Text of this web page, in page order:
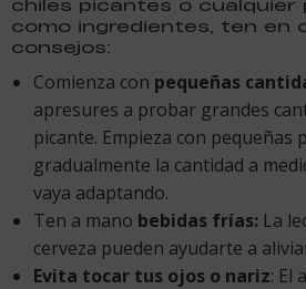
chiles picantes o cualquier
como ingredientes, ten en
consejos:
Comienza con pequeñas
apresures a probar grandes
picante. Empieza con pequeñas
gradualmente la cantidad a
vaya adaptando.
Ten a mano bebidas frías: La
cerveza pueden ayudarte a
Evita tocar tus ojos o nariz: El